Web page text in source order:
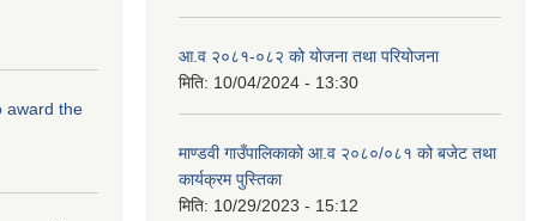
award the
आ.व २०८१-०८२ को योजना तथा परियोजना
मिति: 10/04/2024 - 13:30
माण्डवी गाउँपालिकाको आ.व २०८०/०८१ को बजेट तथा
कार्यक्रम पुस्तिका
मिति: 10/29/2023 - 15:12